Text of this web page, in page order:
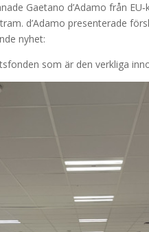
Gaetano d’Adamo från
d’Adamo presenterade
nyhet:
som är den verkliga